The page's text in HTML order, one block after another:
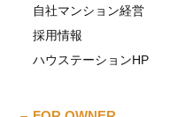
自社マンション経営
採用情報
ハウステーションHP